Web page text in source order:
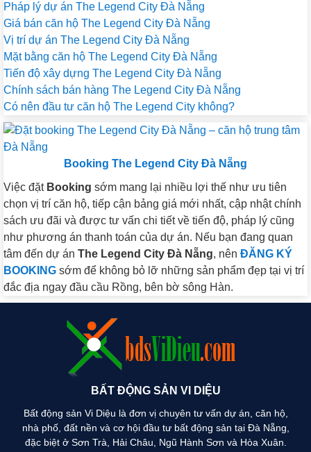
Pháp lý dự án The Legend City Đà Nẵng
Giá bán căn hộ The Legend City Đà Nẵng
Vị trí dự án The Legend City Đà Nẵng
Mặt bằng căn hộ The Legend City Đà Nẵng
Tiến độ xây dựng The Legend City Đà Nẵng
Chính sách bán hàng The Legend City Đà Nẵng
Có nên đầu tư căn hộ The Legend City không?
Booking The Legend City Đà Nẵng
Việc đặt Booking sớm mang lại nhiều lợi thế như ưu tiên
chọn vị trí căn hộ, tiếp cận bảng giá mới nhất, cập nhật chính
sách ưu đãi và được tư vấn chi tiết về tiến độ, pháp lý cũng
như phương án thanh toán của dự án. Nếu bạn đang quan
tâm đến dự án The Legend City Đà Nẵng, nên ĐĂNG KÝ
BOOKING sớm để không bỏ lỡ những sản phẩm đẹp tại vị trí
đắc địa ngay đầu cầu Rồng, bên bờ sông Hàn.
BẤT ĐỘNG SẢN VI DIỆU
Bất động sản Vi Diệu là đơn vị chuyên tư vấn dự án, căn hộ,
nhà phố, đất nền và cơ hội đầu tư bất động sản tại Đà Nẵng,
đặc biệt ở Sơn Trà, Hải Châu, Ngũ Hành Sơn và Hòa Xuân.